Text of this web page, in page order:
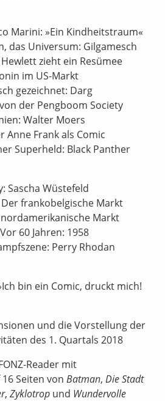
Marini: »Ein Kindheitstraum«
das Universum: Gilgamesch
zieht ein Resümee
im US-Markt
gezeichnet: Darg
der Pengboom Society
Walter Moers
Anne Frank als Comic
Superheld: Black Panther
Sascha Wüstefeld
frankobelgische Markt
Markt
60 Jahren: 1958
Perry Rhodan
bin ein Comic, druckt mich!
und die Vorstellung der
des 1. Quartals 2018
Reader mit
Seiten von Batman, Die Stadt
, Zyklotrop und Wundervolle